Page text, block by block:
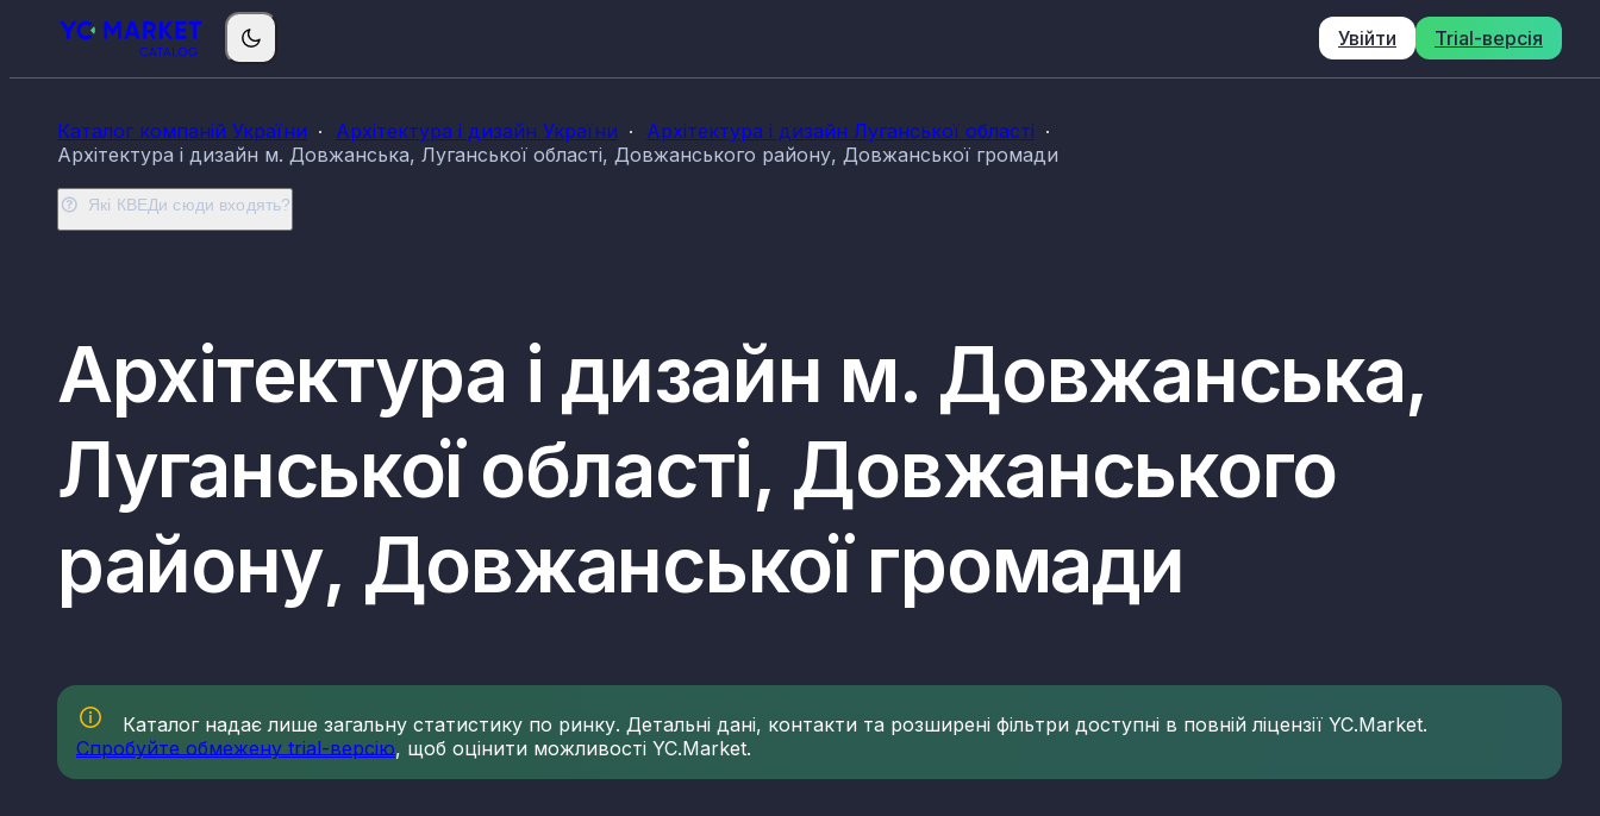
Увійти Trial-версія
Каталог компаній України Архітектура і дизайн України
Архітектура і дизайн Луганської області
Архітектура і дизайн м. Довжанська, Луганської області, Довжанського району, Довжанської громади
Які КВЕДи сюди входять?
Архітектура і дизайн м. Довжанська,
Луганської області, Довжанського
району, Довжанської громади
Каталог надає лише загальну статистику по ринку. Детальні дані, контакти та розширені фільтри доступні в повній ліцензії YC.Market.
Спробуйте обмежену trial-версію, щоб оцінити можливості YC.Market.